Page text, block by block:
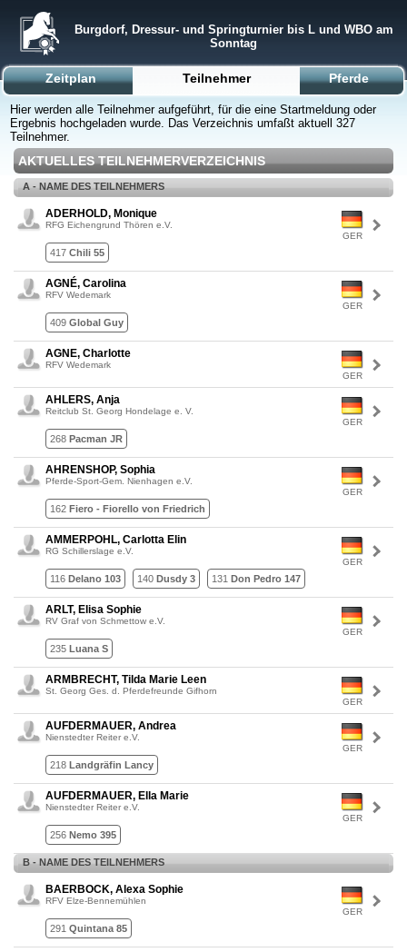
Burgdorf, Dressur- und Springturnier bis L und WBO am
Sonntag
Zeitplan Teilnehmer Pferde
Hier werden alle Teilnehmer aufgeführt, für die eine Startmeldung oder
Ergebnis hochgeladen wurde. Das Verzeichnis umfaßt aktuell 327
Teilnehmer.
AKTUELLES TEILNEHMERVERZEICHNIS
A - NAME DES TEILNEHMERS
GER
ADERHOLD, Monique
RFG Eichengrund Thören e.V.
417 Chili 55
GER
AGNÉ, Carolina
RFV Wedemark
409 Global Guy
GER
AGNE, Charlotte
RFV Wedemark
GER
AHLERS, Anja
Reitclub St. Georg Hondelage e. V.
268 Pacman JR
GER
AHRENSHOP, Sophia
Pferde-Sport-Gem. Nienhagen e.V.
162 Fiero - Fiorello von Friedrich
GER
AMMERPOHL, Carlotta Elin
RG Schillerslage e.V.
116 Delano 103 140 Dusdy 3 131 Don Pedro 147
GER
ARLT, Elisa Sophie
RV Graf von Schmettow e.V.
235 Luana S
GER
ARMBRECHT, Tilda Marie Leen
St. Georg Ges. d. Pferdefreunde Gifhorn
GER
AUFDERMAUER, Andrea
Nienstedter Reiter e.V.
218 Landgräfin Lancy
GER
AUFDERMAUER, Ella Marie
Nienstedter Reiter e.V.
256 Nemo 395
B - NAME DES TEILNEHMERS
GER
BAERBOCK, Alexa Sophie
RFV Elze-Bennemühlen
291 Quintana 85